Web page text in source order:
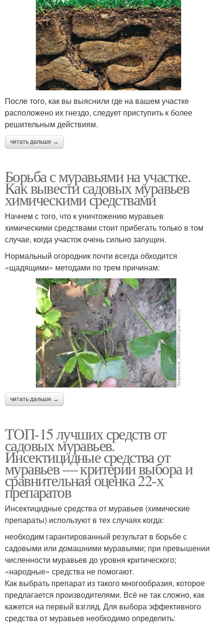
После того, как вы выяснили где на вашем участке
расположено их гнездо, следует приступить к более
решительным действиям.
читать дальше →
Борьба с муравьями на участке.
Как вывести садовых муравьев
химическими средствами
Начнем с того, что к уничтожению муравьев
химическими средствами стоит прибегать только в том
случае, когда участок очень сильно запущен.
Нормальный огородник почти всегда обходится
«щадящими» методами по трем причинам:
читать дальше →
ТОП-15 лучших средств от
садовых муравьев.
Инсектицидные средства от
муравьев — критерии выбора и
сравнительная оценка 22-х
препаратов
Инсектицидные средства от муравьев (химические
препараты) используют в тех случаях когда:
необходим гарантированный результат в борьбе с
садовыми или домашними муравьями; при превышении
численности муравьев до уровня критического;
«народные» средства не помогают.
Как выбрать препарат из такого многообразия, которое
предлагается производителями. Всё не так сложно, как
кажется на первый взгляд. Для выбора эффективного
средства от муравьев необходимо определить: